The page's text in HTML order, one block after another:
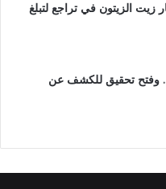
زيت الزيتون في تراجع لتبلغ
وفتح تحقيق للكشف عن